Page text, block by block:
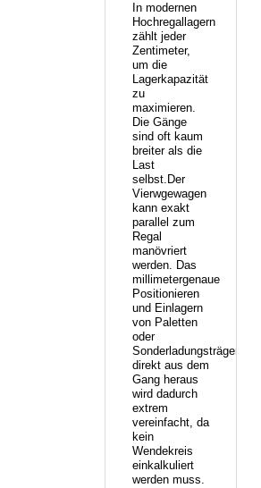
In modernen
Hochregallagern
zählt jeder
Zentimeter,
um die
Lagerkapazität
zu
maximieren.
Die Gänge
sind oft kaum
breiter als die
Last
selbst.Der
Vierwgewagen
kann exakt
parallel zum
Regal
manövriert
werden. Das
millimetergenaue
Positionieren
und Einlagern
von Paletten
oder
Sonderladungsträgern
direkt aus dem
Gang heraus
wird dadurch
extrem
vereinfacht, da
kein
Wendekreis
einkalkuliert
werden muss.